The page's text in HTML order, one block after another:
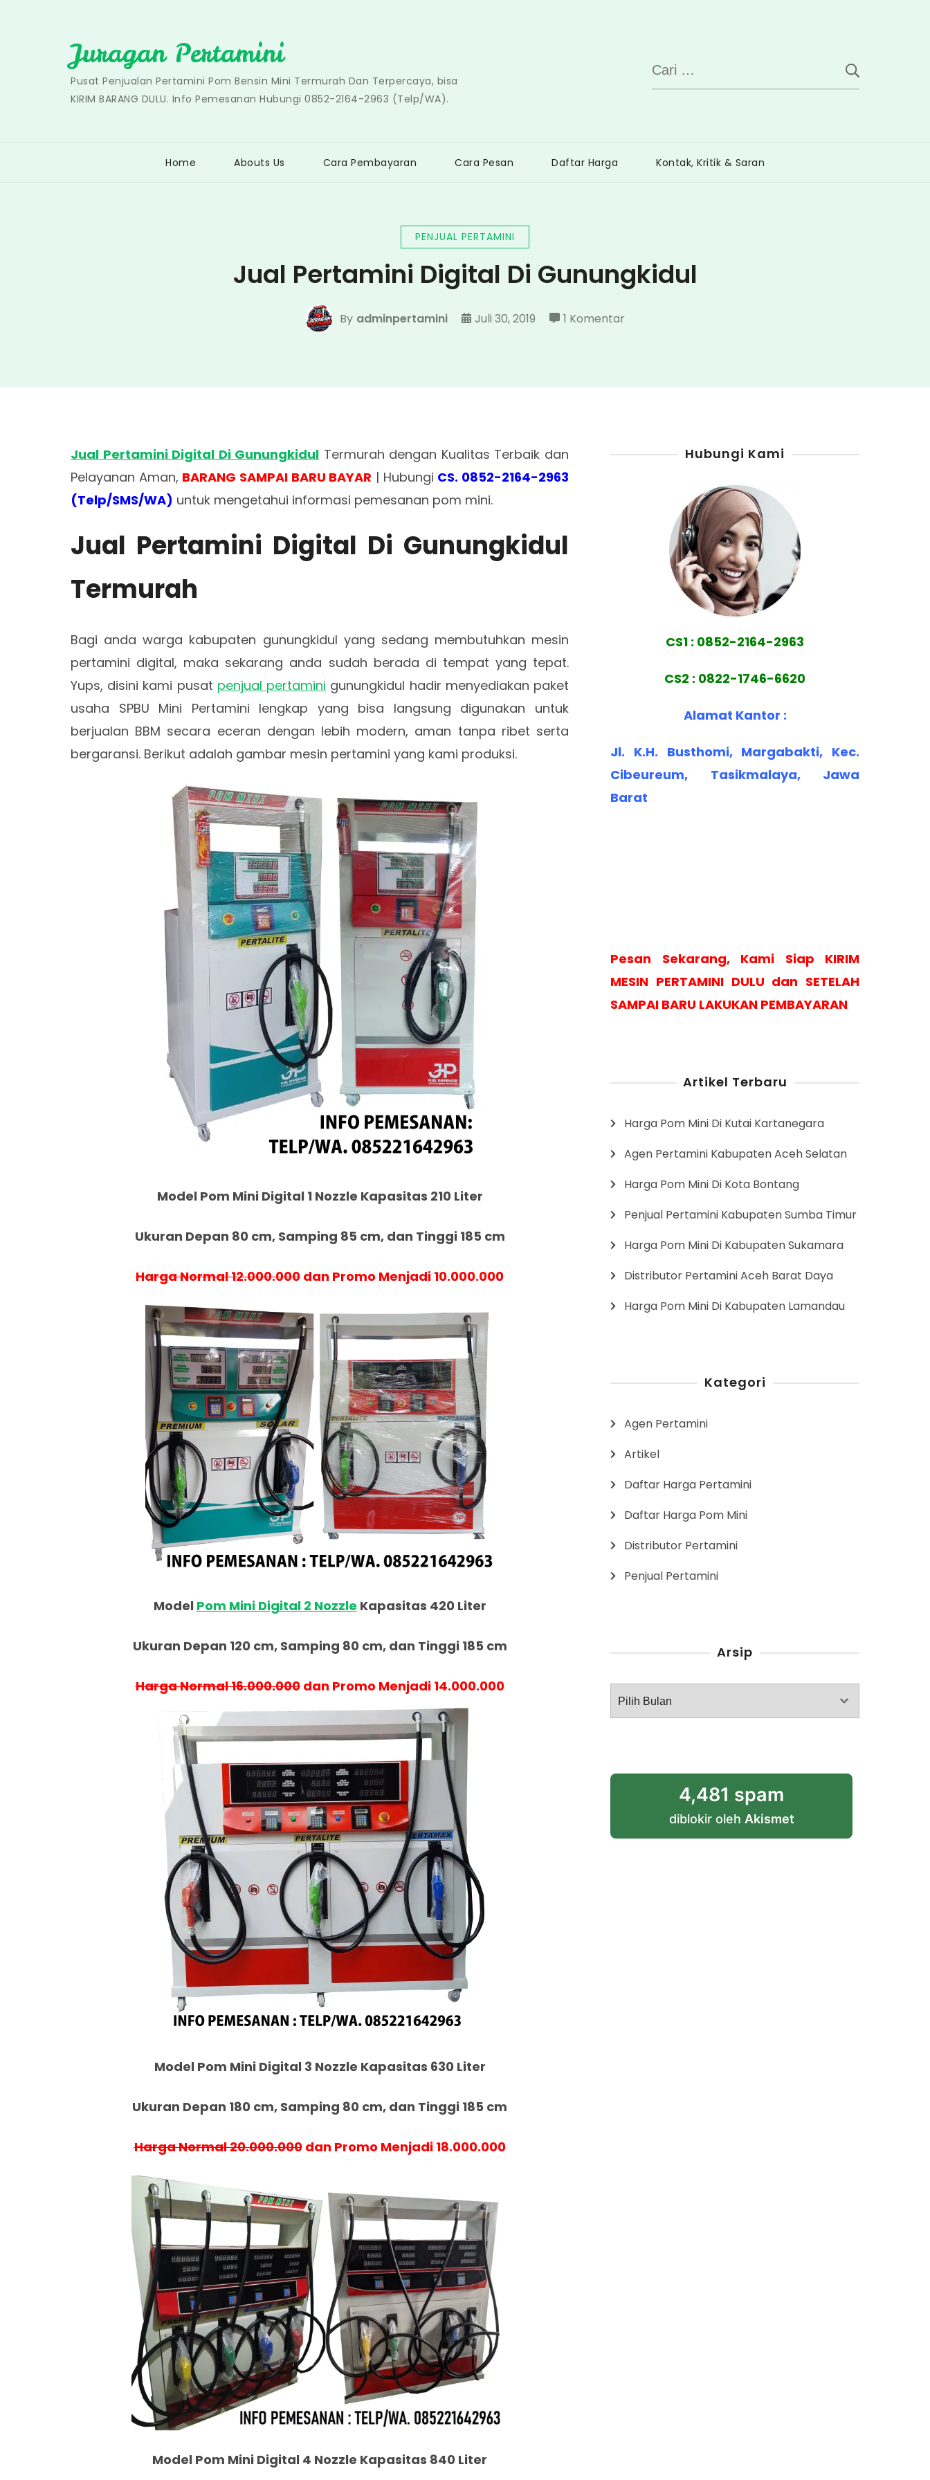
Juragan Pertamini
Pusat Penjualan Pertamini Pom Bensin Mini Termurah Dan Terpercaya, bisa
KIRIM BARANG DULU. Info Pemesanan Hubungi 0852-2164-2963 (Telp/WA).
Cari
untuk:
Home Abouts Us Cara Pembayaran Cara Pesan Daftar Harga Kontak, Kritik & Saran
PENJUAL PERTAMINI
Jual Pertamini Digital Di Gunungkidul
By adminpertamini Juli 30, 2019 1 Komentar
Jual Pertamini Digital Di Gunungkidul Termurah dengan Kualitas Terbaik dan
Pelayanan Aman, BARANG SAMPAI BARU BAYAR | Hubungi CS. 0852-2164-2963
(Telp/SMS/WA) untuk mengetahui informasi pemesanan pom mini.
Jual Pertamini Digital Di Gunungkidul
Termurah
Bagi anda warga kabupaten gunungkidul yang sedang membutuhkan mesin
pertamini digital, maka sekarang anda sudah berada di tempat yang tepat.
Yups, disini kami pusat penjual pertamini gunungkidul hadir menyediakan paket
usaha SPBU Mini Pertamini lengkap yang bisa langsung digunakan untuk
berjualan BBM secara eceran dengan lebih modern, aman tanpa ribet serta
bergaransi. Berikut adalah gambar mesin pertamini yang kami produksi.
Model Pom Mini Digital 1 Nozzle Kapasitas 210 Liter
Ukuran Depan 80 cm, Samping 85 cm, dan Tinggi 185 cm
Harga Normal 12.000.000 dan Promo Menjadi 10.000.000
Model Pom Mini Digital 2 Nozzle Kapasitas 420 Liter
Ukuran Depan 120 cm, Samping 80 cm, dan Tinggi 185 cm
Harga Normal 16.000.000dan Promo Menjadi 14.000.000
Model Pom Mini Digital 3 Nozzle Kapasitas 630 Liter
Ukuran Depan 180 cm, Samping 80 cm, dan Tinggi 185 cm
Harga Normal 20.000.000dan Promo Menjadi 18.000.000
Model Pom Mini Digital 4 Nozzle Kapasitas 840 Liter
Hubungi Kami
CS1 : 0852-2164-2963
CS2 : 0822-1746-6620
Alamat Kantor :
Jl. K.H. Busthomi, Margabakti, Kec.
Cibeureum, Tasikmalaya, Jawa
Barat
Pesan Sekarang, Kami Siap KIRIM
MESIN PERTAMINI DULU dan SETELAH
SAMPAI BARU LAKUKAN PEMBAYARAN
Artikel Terbaru
Harga Pom Mini Di Kutai Kartanegara
Agen Pertamini Kabupaten Aceh Selatan
Harga Pom Mini Di Kota Bontang
Penjual Pertamini Kabupaten Sumba Timur
Harga Pom Mini Di Kabupaten Sukamara
Distributor Pertamini Aceh Barat Daya
Harga Pom Mini Di Kabupaten Lamandau
Kategori
Agen Pertamini
Artikel
Daftar Harga Pertamini
Daftar Harga Pom Mini
Distributor Pertamini
Penjual Pertamini
Arsip
Arsip
4,481 spam
diblokir oleh Akismet